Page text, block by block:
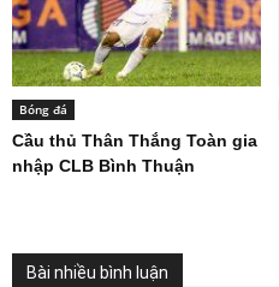
Bóng đá
Cầu thủ Thân Thắng Toàn gia
nhập CLB Bình Thuận
Bài nhiều bình luận